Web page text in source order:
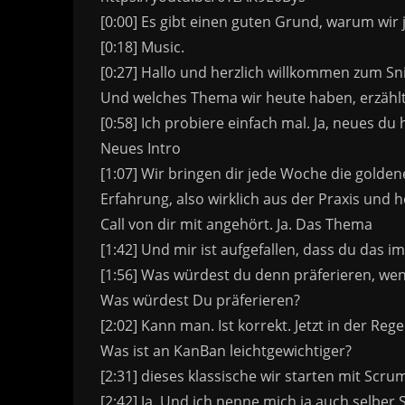
[0:00] Es gibt einen guten Grund, warum
[0:18] Music.
[0:27] Hallo und herzlich willkommen zum
Und welches Thema wir heute haben,
[0:58] Ich probiere einfach mal. Ja, neues
Neues Intro
[1:07] Wir bringen dir jede Woche die
Erfahrung, also wirklich aus der Praxis und
Call von dir mit angehört. Ja. Das Thema
[1:42] Und mir ist aufgefallen, dass du das
[1:56] Was würdest du denn präferieren,
Was würdest Du präferieren?
[2:02] Kann man. Ist korrekt. Jetzt in der
Was ist an KanBan leichtgewichtiger?
[2:31] dieses klassische wir starten mit